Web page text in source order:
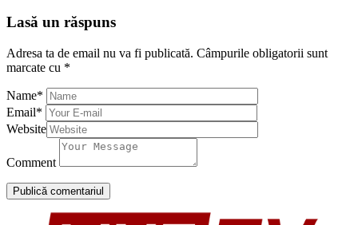
Lasă un răspuns
Adresa ta de email nu va fi publicată. Câmpurile obligatorii sunt
marcate cu *
Name*
Email*
Website
Comment